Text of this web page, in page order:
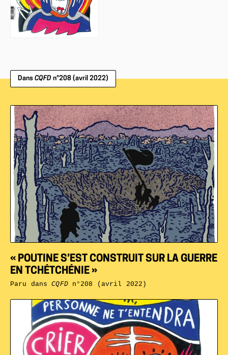
Dans CQFD n°208 (avril 2022)
« POUTINE S’EST CONSTRUIT SUR LA GUERRE
EN TCHÉTCHÉNIE »
Paru dansCQFDn°208 (avril 2022)